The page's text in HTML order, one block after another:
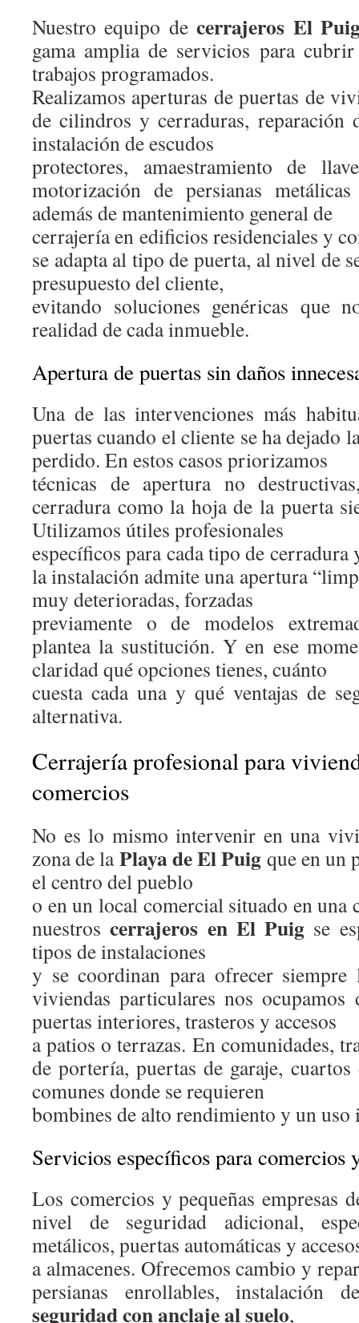
Nuestro equipo decerrajeros El
gama amplia de servicios para
trabajos programados.
Realizamos aperturas de puertas de
de cilindros y cerraduras, reparación
instalación de escudos
protectores, amaestramiento de
motorización de persianas
además de mantenimiento general de
cerrajería en edificios residenciales y
se adapta al tipo de puerta, al nivel de
presupuesto del cliente,
evitando soluciones genéricas que
realidad de cada inmueble.
Apertura de puertas sin daños
Una de las intervenciones más
puertas cuando el cliente se ha dejado
perdido. En estos casos priorizamos
técnicas de apertura no
cerradura como la hoja de la puerta
Utilizamos útiles profesionales
específicos para cada tipo de
la instalación admite una apertura
muy deterioradas, forzadas
previamente o de modelos
plantea la sustitución. Y en ese
claridad qué opciones tienes, cuánto
cuesta cada una y qué ventajas de
alternativa.
Cerrajería profesional para
comercios
No es lo mismo intervenir en una
zona de laPlaya de El Puig que en un
el centro del pueblo
o en un local comercial situado en una
nuestroscerrajeros en El Puig se
tipos de instalaciones
y se coordinan para ofrecer
viviendas particulares nos ocupamos
puertas interiores, trasteros y accesos
a patios o terrazas. En comunidades,
de portería, puertas de garaje,
comunes donde se requieren
bombines de alto rendimiento y un
Servicios específicos para comercios
Los comercios y pequeñas empresas
nivel de seguridad adicional,
metálicos, puertas automáticas y
a almacenes. Ofrecemos cambio y
persianas enrollables, instalación
seguridad con anclaje al suelo,